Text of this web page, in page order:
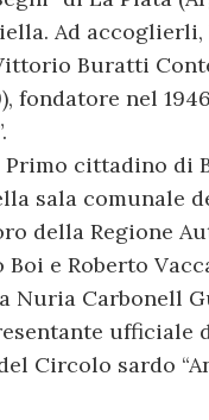
Ad
Buratti
fondatore nel
cittadino di
sala comunale
della Regione
e Roberto
Nuria Carbonell
ufficiale
Circolo sardo